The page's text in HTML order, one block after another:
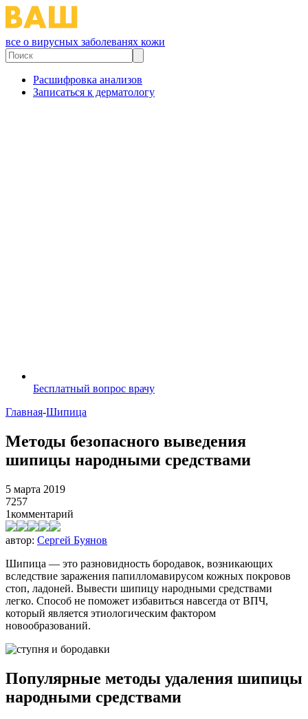
все о вирусных заболеванях кожи
Расшифровка анализов
Записаться к дерматологу
Бесплатный вопрос врачу
Главная-Шипица
Методы безопасного выведения
шипицы народными средствами
5 марта 2019
7257
1комментарий
автор: Сергей Буянов
Шипица — это разновидность бородавок, возникающих
вследствие заражения папилломавирусом кожных покровов
стоп, ладоней. Вывести шипицу народными средствами
легко. Способ не поможет избавиться навсегда от ВПЧ,
который является этиологическим фактором
новообразований.
Популярные методы удаления шипицы
народными средствами